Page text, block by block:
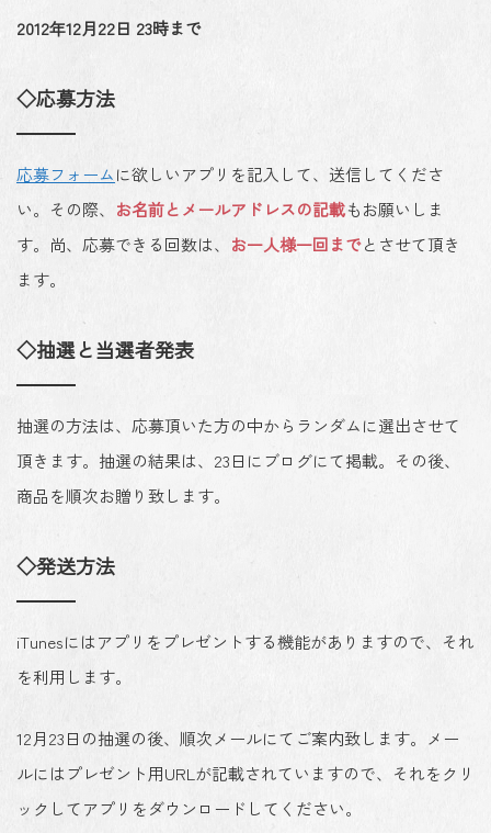
2012年12月22日 23時まで
◇応募方法
応募フォームに欲しいアプリを記入して、送信してくださ
い。その際、 お名前とメールアドレスの記載もお願いしま
す。尚、応募できる回数は、 お一人様一回までとさせて頂き
ます。
◇抽選と当選者発表
抽選の方法は、応募頂いた方の中からランダムに選出させて
頂きます。抽選の結果は、23日にブログにて掲載。その後、
商品を順次お贈り致します。
◇発送方法
iTunesにはアプリをプレゼントする機能がありますので、それ
を利用します。
12月23日の抽選の後、順次メールにてご案内致します。メー
ルにはプレゼント用URLが記載されていますので、それをクリ
ックしてアプリをダウンロードしてください。